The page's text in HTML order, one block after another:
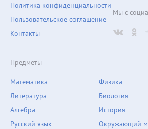
Предметы
Математика
Литература
Алгебра
Русский язык
Физика
Биология
История
Окружающий
Политика конфиденциальности
Пользовательское соглашение
Контакты
Мы с